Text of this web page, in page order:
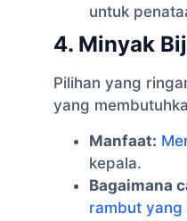
untuk
4. Minyak
Pilihan yang
yang
Manfaat:
kepala.
Bagaimana
rambut yang